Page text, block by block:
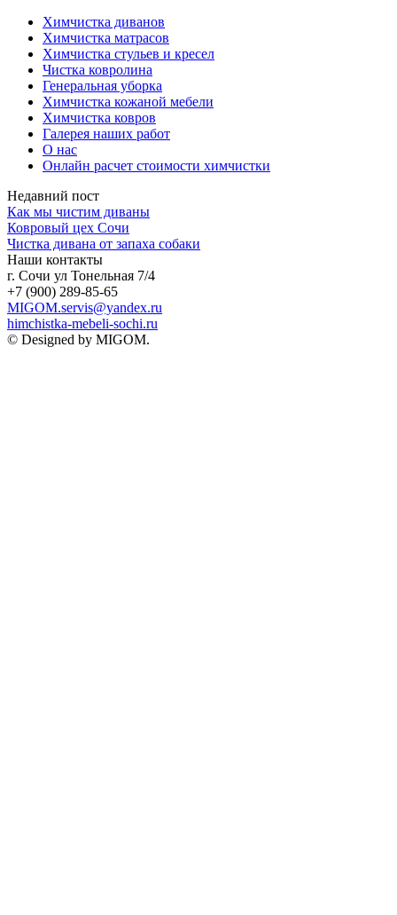
Химчистка диванов
Химчистка матрасов
Химчистка стульев и кресел
Чистка ковролина
Генеральная уборка
Химчистка кожаной мебели
Химчистка ковров
Галерея наших работ
О нас
Онлайн расчет стоимости химчистки
Недавний пост
Как мы чистим диваны
Ковровый цех Сочи
Чистка дивана от запаха собаки
Наши контакты
г. Сочи ул Тонельная 7/4
+7 (900) 289-85-65
MIGOM.servis@yandex.ru
himchistka-mebeli-sochi.ru
© Designed by MIGOM.